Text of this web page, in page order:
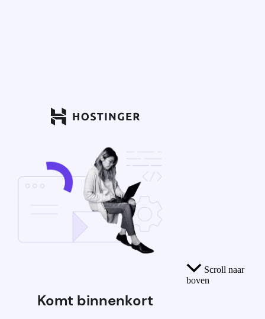
Komt binnenkort
Scroll naar
boven